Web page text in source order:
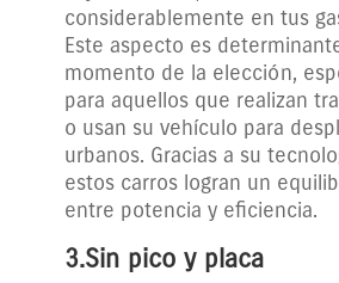
considerablemente en tus
Este aspecto es
momento de la elección,
para aquellos que realizan
o usan su vehículo para
urbanos. Gracias a su
estos carros logran un
entre potencia y eficiencia.
3.Sin pico y placa